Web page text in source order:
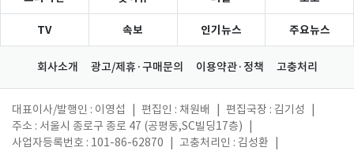
TV 속보 인기뉴스 주요뉴스
회사소개 광고/제휴·구매문의 이용약관·정책 고충처리
대표이사/발행인 : 이영섭 편집인 : 채원배 편집국장 : 김기성
주소 : 서울시 종로구 종로 47 (공평동,SC빌딩17층)
사업자등록번호 : 101-86-62870
고충처리인 : 김성환